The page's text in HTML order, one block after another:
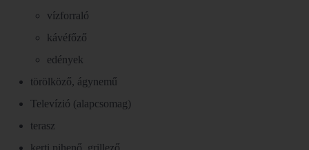
vízforraló
kávéfőző
edények
törölköző, ágynemű
Televízió (alapcsomag)
terasz
kerti pihenő, grillező